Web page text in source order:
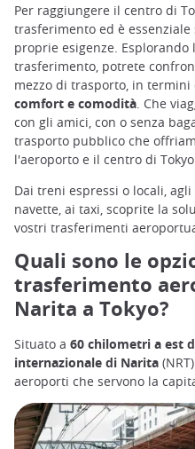
Per raggiungere il centro di
trasferimento ed è
proprie esigenze.
trasferimento, potrete
mezzo di trasporto, in termini
comfort e comodità. Che
con gli amici, con o senza
trasporto pubblico che
l'aeroporto e il centro di
Dai treni espressi o locali,
navette, ai taxi, scoprite la
vostri trasferimenti
Quali sono le
trasferimento
Narita a Tokyo?
Situato a 60 chilometri a est
internazionale di Narita
aeroporti che servono la